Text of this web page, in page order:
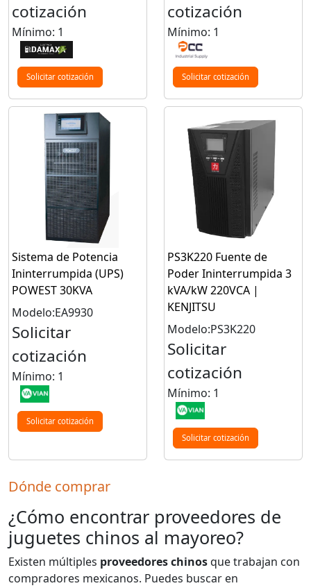
cotización
Mínimo: 1
Solicitar cotización
cotización
Mínimo: 1
Solicitar cotización
Sistema de Potencia
Ininterrumpida (UPS)
POWEST 30KVA
Modelo:EA9930
Solicitar
cotización
Mínimo: 1
Solicitar cotización
PS3K220 Fuente de
Poder Ininterrumpida 3
kVA/kW 220VCA |
KENJITSU
Modelo:PS3K220
Solicitar
cotización
Mínimo: 1
Solicitar cotización
Dónde comprar
¿Cómo encontrar proveedores de
juguetes chinos al mayoreo?
Existen múltiples proveedores chinosque trabajan con
compradores mexicanos. Puedes buscar en